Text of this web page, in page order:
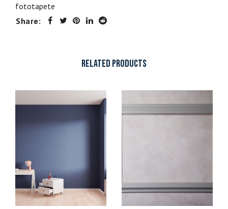
fototapete
Share:
RELATED PRODUCTS